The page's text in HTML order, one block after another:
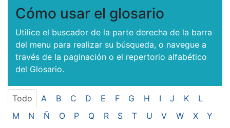
Esto nos ayuda a recolectar estadísticas de las visitas.
Cómo usar el glosario
Utilice el buscador de la parte derecha de la barra
del menu para realizar su búsqueda, o navegue a
través de la paginación o el repertorio alfabético
del Glosario.
Todo A B C D E F G H I J K
L
M
N Ñ O P Q R S T U V W X
Y